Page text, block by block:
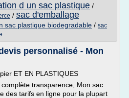
d un sac plastique /
/ sac d'emballage
sac plastique biodegradable / sac
personnalisé - Mon
ET EN PLASTIQUES
transparence, Mon sac
des tarifs en ligne pour la plupart